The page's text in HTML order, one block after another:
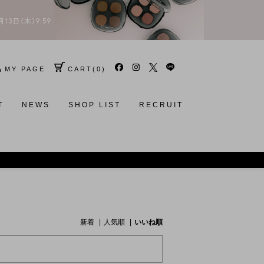
MY PAGE CART ( 0 )
NEWS SHOP LIST RECRUIT
新着 人気順 いいね順